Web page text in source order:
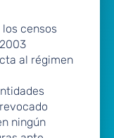
censos
al régimen
ningún